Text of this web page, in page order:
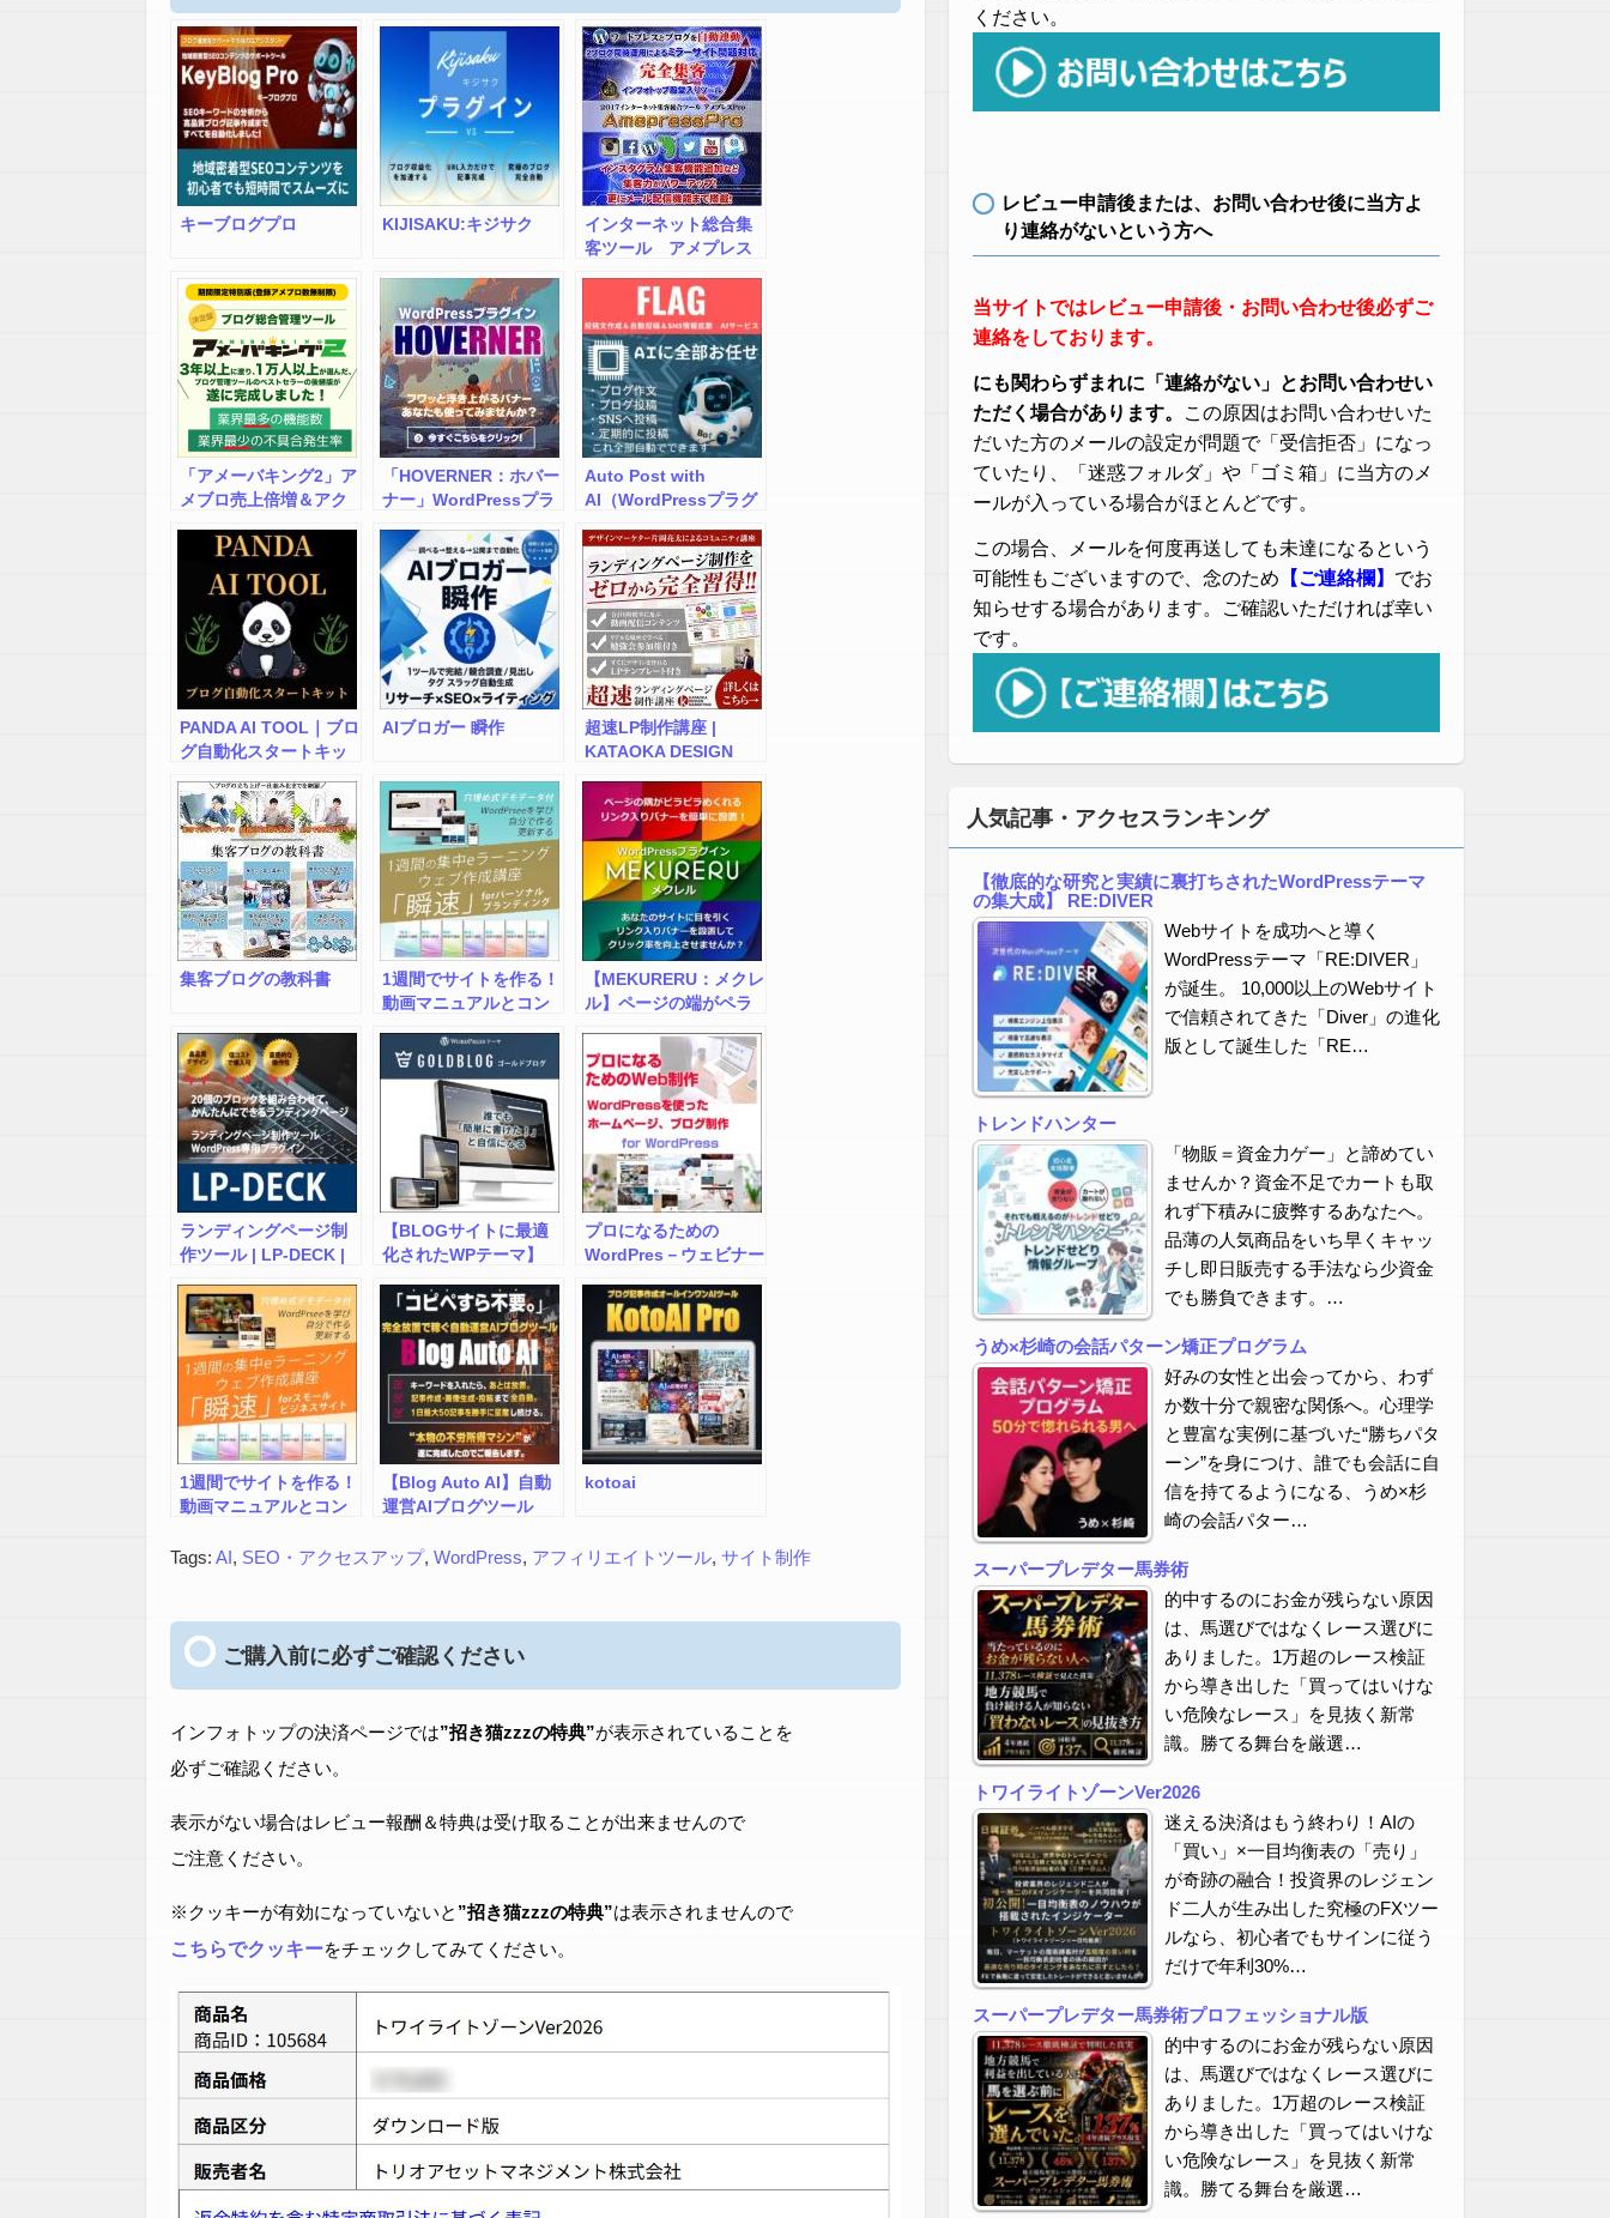
キーブログプロ KIJISAKU:キジサク
インターネット総合集
客ツール アメプレス
「アメーバキング2」ア
メブロ売上倍増＆アク
「HOVERNER：ホバー
ナー」WordPressプラ
Auto Post with
AI（WordPressプラグ
PANDA AI TOOL｜ブロ
グ自動化スタートキッ
き）
AIブロガー 瞬作
超速LP制作講座 |
KATAOKA DESIGN
集客ブログの教科書
1週間でサイトを作る！
動画マニュアルとコン
サポートのセット
WordPressで作る！ホ
ームページ作成講座
「瞬速」パーソナルブ
ランディングサイト作
成講座
【MEKURERU：メクレ
ル】ページの端がペラ
WordPressプラグイン
ランディングページ制
作ツール | LP-DECK |
【BLOGサイトに最適
化されたWPテーマ】
ブログ)
プロになるための
WordPres－ウェビナー
1週間でサイトを作る！
動画マニュアルとコン
サポートのセット
「瞬速」占いビジネス
サイト作成講座
【Blog Auto AI】自動
運営AIブログツール
kotoai
Tags: AI, SEO・アクセスアップ, WordPress, アフィリエイトツール, サイト制作
ご購入前に必ずご確認ください
インフォトップの決済ページでは”招き猫zzzの特典”が表示されていることを
必ずご確認ください。
表示がない場合はレビュー報酬＆特典は受け取ることが出来ませんので
ご注意ください。
※クッキーが有効になっていないと ”招き猫zzzの特典”は表示されませんので
こちらでクッキーをチェックしてみてください。
ください。
レビュー申請後または、お問い合わせ後に当方よ
り連絡がないという方へ
当サイトではレビュー申請後・お問い合わせ後必ずご
連絡をしております。
にも関わらずまれに「連絡がない」とお問い合わせい
ただく場合があります。
この原因はお問い合わせいた
だいた方のメールの設定が問題で「受信拒否」になっ
ていたり、「迷惑フォルダ」や「ゴミ箱」に当方のメ
ールが入っている場合がほとんどです。
この場合、メールを何度再送しても未達になるという
可能性もございますので、念のため 【ご連絡欄】 でお
知らせする場合があります。ご確認いただければ幸い
です。
人気記事・アクセスランキング
【徹底的な研究と実績に裏打ちされたWordPressテーマ
の集大成】 RE:DIVER
Webサイトを成功へと導く
WordPressテーマ「RE:DIVER」
が誕生。 10,000以上のWebサイト
で信頼されてきた「Diver」の進化
版として誕生した「RE…
トレンドハンター
「物販＝資金力ゲー」と諦めてい
ませんか？資金不足でカートも取
れず下積みに疲弊するあなたへ。
品薄の人気商品をいち早くキャッ
チし即日販売する手法なら少資金
でも勝負できます。…
うめ×杉崎の会話パターン矯正プログラム
好みの女性と出会ってから、わず
か数十分で親密な関係へ。心理学
と豊富な実例に基づいた“勝ちパタ
ーン”を身につけ、誰でも会話に自
信を持てるようになる、うめ×杉
崎の会話パター…
スーパープレデター馬券術
的中するのにお金が残らない原因
は、馬選びではなくレース選びに
ありました。1万超のレース検証
から導き出した「買ってはいけな
い危険なレース」を見抜く新常
識。勝てる舞台を厳選…
トワイライトゾーンVer2026
迷える決済はもう終わり！AIの
「買い」×一目均衡表の「売り」
が奇跡の融合！投資界のレジェン
ド二人が生み出した究極のFXツー
ルなら、初心者でもサインに従う
だけで年利30%…
スーパープレデター馬券術プロフェッショナル版
的中するのにお金が残らない原因
は、馬選びではなくレース選びに
ありました。1万超のレース検証
から導き出した「買ってはいけな
い危険なレース」を見抜く新常
識。勝てる舞台を厳選…